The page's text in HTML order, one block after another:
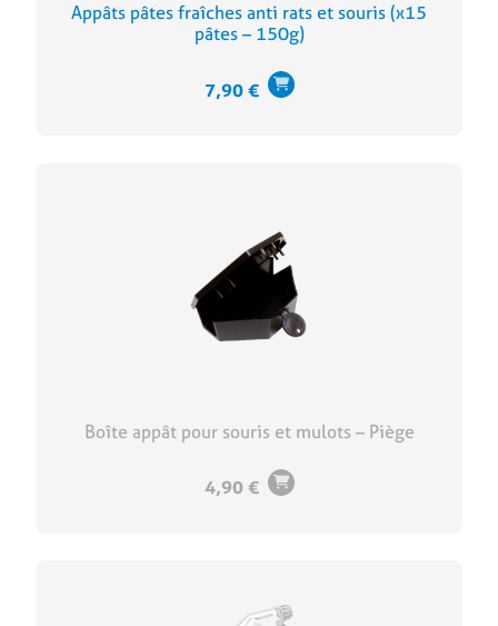
Appâts pâtes fraîches anti rats et souris (x15
pâtes – 150g)
7,90€
Boîte appât pour souris et mulots – Piège
4,90€